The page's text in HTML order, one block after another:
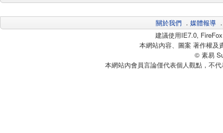
關於我們 ． 媒體報導
建議使用IE7.0,
本網站內容、圖案 著作權及
© 素易
本網站內會員言論僅代表個人觀點，不